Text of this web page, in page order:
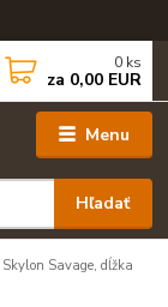
Menu
Hľadať
0 ks
za 0,00 EUR
Savage, dĺžka